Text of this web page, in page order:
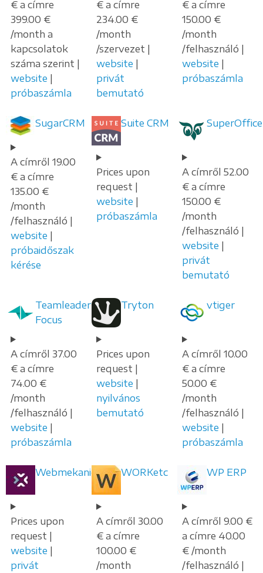
€ a címre
399.00 €
/month a
kapcsolatok
száma szerint |
website |
próbaszámla
€ a címre
234.00 €
/month
/szervezet |
website |
privát
bemutató
€ a címre
150.00 €
/month
/felhasználó |
website |
próbaszámla
SugarCRM
A címről 19.00
€ a címre
135.00 €
/month
/felhasználó |
website |
próbaidőszak
kérése
Suite CRM
Prices upon
request |
website |
próbaszámla
SuperOffice
A címről 52.00
€ a címre
150.00 €
/month
/felhasználó |
website |
privát
bemutató
Teamleader
Focus
A címről 37.00
€ a címre
74.00 €
/month
/felhasználó |
website |
próbaszámla
Tryton
Prices upon
request |
website |
nyilvános
bemutató
vtiger
A címről 10.00
€ a címre
50.00 €
/month
/felhasználó |
website |
próbaszámla
Webmekanic
Prices upon
request |
website |
privát
WORKetc
A címről 30.00
€ a címre
100.00 €
/month
WP ERP
A címről 9.00 €
a címre 40.00
€ /month
/felhasználó |